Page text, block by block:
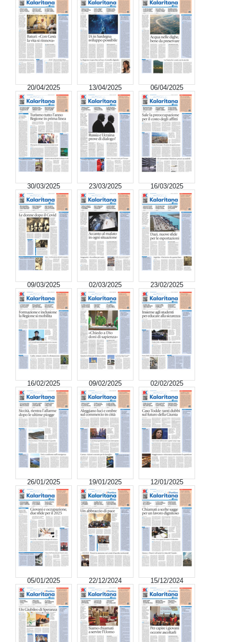
20/04/2025 13/04/2025 06/04/2025
30/03/2025 23/03/2025 16/03/2025
09/03/2025 02/03/2025 23/02/2025
16/02/2025 09/02/2025 02/02/2025
26/01/2025 19/01/2025 12/01/2025
05/01/2025 22/12/2024 15/12/2024